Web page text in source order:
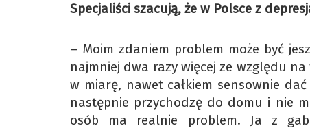
Specjaliści szacują, że w Polsce z
– Moim zdaniem problem może być
najmniej dwa razy więcej ze względu
w miarę, nawet całkiem sensownie
następnie przychodzę do domu i nie
osób ma realnie problem. Ja z